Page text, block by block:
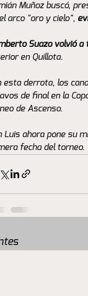
Muñoz buscó,
arco "oro y cielo",
Suazo volvió a
en Quillota.
esta derrota, los
de final en la
de Ascenso.
Luis ahora pone su
fecha del torneo.